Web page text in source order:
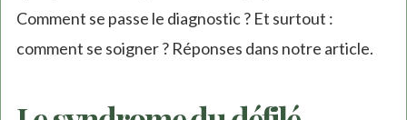
Comment se passe le diagnostic ? Et surtout :
comment se soigner ? Réponses dans notre article.